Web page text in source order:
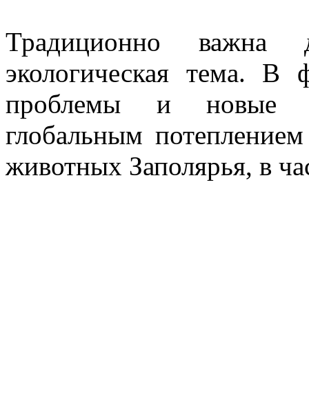
Традиционно
экологическая тема.
проблемы и новые
глобальным
животных Заполярья, в